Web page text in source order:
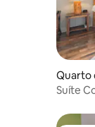
Quarto
Suíte